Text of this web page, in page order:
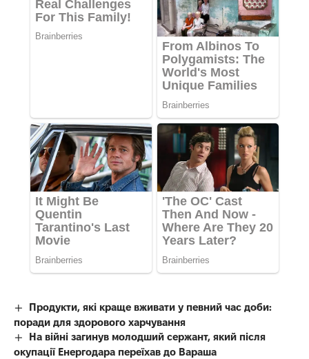
Продукти, які краще вживати у певний час доби:
поради для здорового харчування
На війні загинув молодший сержант, який після
окупації Енергодара переїхав до Вараша